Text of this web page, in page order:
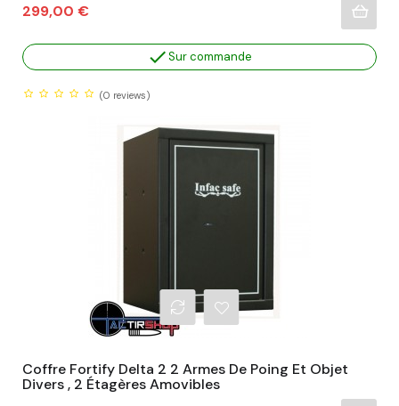
Prix
299,00 €
Sur commande
(0 reviews)
Coffre Fortify Delta 2 2 Armes De Poing Et Objet
Divers , 2 Étagères Amovibles